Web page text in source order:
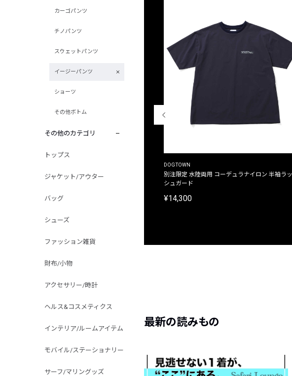
カーゴパンツ
チノパンツ
スウェットパンツ
イージーパンツ
ショーツ
その他ボトム
その他のカテゴリ
トップス
ジャケット/アウター
バッグ
シューズ
ファッション雑貨
財布/小物
アクセサリー/時計
ヘルス&コスメティクス
インテリア/ルームアイテム
モバイル/ステーショナリー
サーフ/マリングッズ
別注限定 ピグメントダイ バックプリント サーフ
DOGTOWN
別注限定 水陸両用 コーデュラナイロン 半袖ラッ
シュガード
¥14,300
最新の読みもの